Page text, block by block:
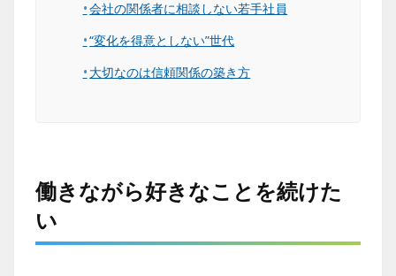
会社の関係者に相談しない若手社員
“変化を得意としない”世代
大切なのは信頼関係の築き方
働きながら好きなことを続けた
い